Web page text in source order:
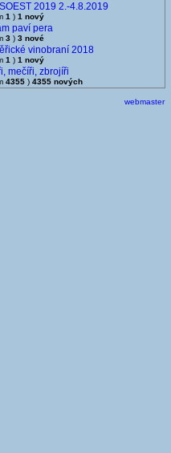
2019 2.-4.8.2019
1 ) 1 nový
paví pera
3 ) 3 nové
vinobraní 2018
1 ) 1 nový
mečíři, zbrojíři
4355 ) 4355 nových
webmaster